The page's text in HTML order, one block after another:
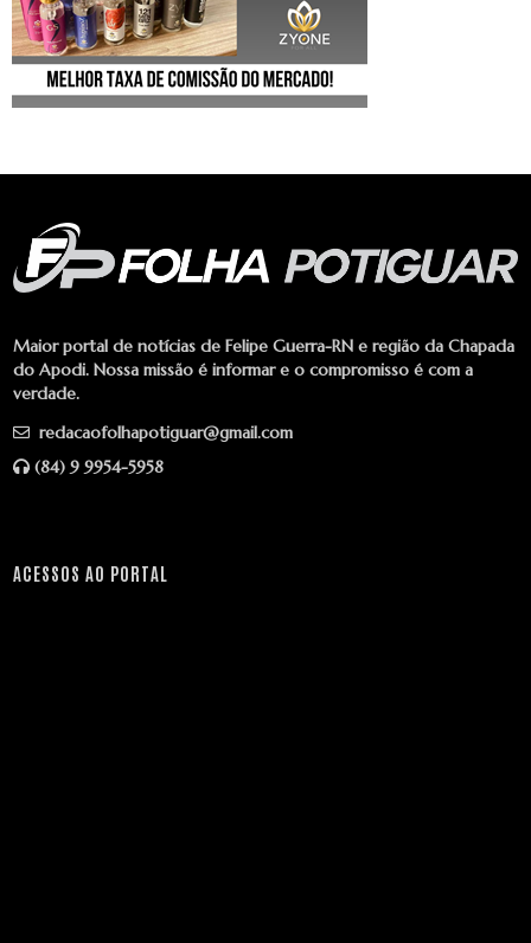
Maior portal de notícias de Felipe Guerra-RN e região da Chapada
do Apodi. Nossa missão é informar e o compromisso é com a
verdade.
redacaofolhapotiguar@gmail.com
(84) 9 9954-5958
ACESSOS AO PORTAL